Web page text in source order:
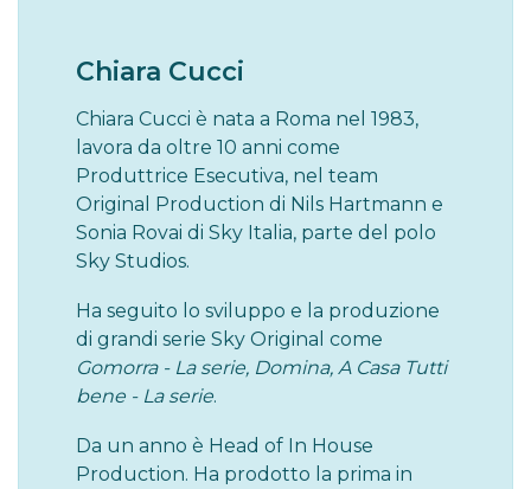
Chiara Cucci
Chiara Cucci è nata a Roma nel 1983,
lavora da oltre 10 anni come
Produttrice Esecutiva, nel team
Original Production di Nils Hartmann e
Sonia Rovai di Sky Italia, parte del polo
Sky Studios.
Ha seguito lo sviluppo e la produzione
di grandi serie Sky Original come
Gomorra - La serie, Domina, A Casa Tutti
bene - La serie.
Da un anno è Head of In House
Production. Ha prodotto la prima in